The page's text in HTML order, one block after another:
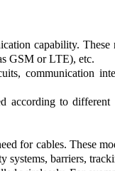
capability.
GSM or LTE), etc.
communication
according to
for cables. These
barriers,